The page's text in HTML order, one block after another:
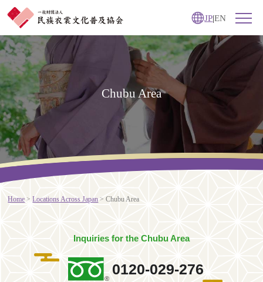
JP|EN
Chubu Area
Home Locations Across Japan Chubu Area
Inquiries for the Chubu Area
0120-029-276